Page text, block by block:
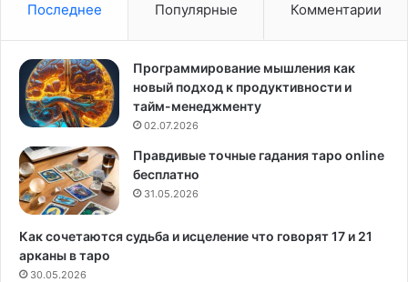
п
е
с
и
я
п
о
н
д
Последнее Популярные Комментарии
Программирование мышления как
новый подход к продуктивности и
тайм-менеджменту
02.07.2026
Правдивые точные гадания таро online
бесплатно
31.05.2026
Как сочетаются судьба и исцеление что говорят 17 и 21
арканы в таро
30.05.2026